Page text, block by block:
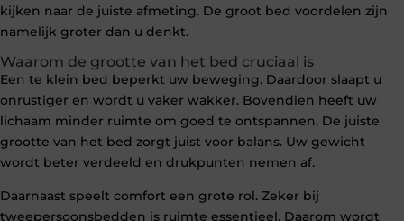
kijken naar de juiste afmeting. De groot bed voordelen zijn
namelijk groter dan u denkt.
Waarom de grootte van het bed cruciaal is
Een te klein bed beperkt uw beweging. Daardoor slaapt u
onrustiger en wordt u vaker wakker. Bovendien heeft uw
lichaam minder ruimte om goed te ontspannen. De juiste
grootte van het bed zorgt juist voor balans. Uw gewicht
wordt beter verdeeld en drukpunten nemen af.
Daarnaast speelt comfort een grote rol. Zeker bij
tweepersoonsbedden is ruimte essentieel. Daarom wordt